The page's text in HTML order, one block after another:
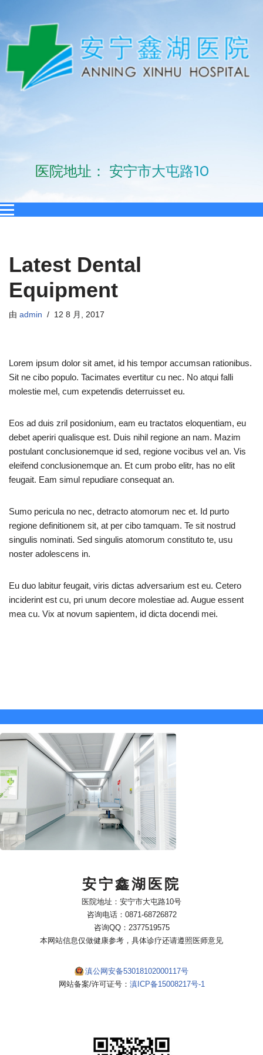
医院地址： 安宁市大屯路10号
Latest Dental
Equipment
由 admin 12 8 月, 2017
Lorem ipsum dolor sit amet, id his tempor accumsan rationibus.
Sit ne cibo populo. Tacimates evertitur cu nec. No atqui falli
molestie mel, cum expetendis deterruisset eu.
Eos ad duis zril posidonium, eam eu tractatos eloquentiam, eu
debet aperiri qualisque est. Duis nihil regione an nam. Mazim
postulant conclusionemque id sed, regione vocibus vel an. Vis
eleifend conclusionemque an. Et cum probo elitr, has no elit
feugait. Eam simul repudiare consequat an.
Sumo pericula no nec, detracto atomorum nec et. Id purto
regione definitionem sit, at per cibo tamquam. Te sit nostrud
singulis nominati. Sed singulis atomorum constituto te, usu
noster adolescens in.
Eu duo labitur feugait, viris dictas adversarium est eu. Cetero
inciderint est cu, pri unum decore molestiae ad. Augue essent
mea cu. Vix at novum sapientem, id dicta docendi mei.
安宁鑫湖医院
医院地址：安宁市大屯路10号
咨询电话：0871-68726872
咨询QQ：2377519575
本网站信息仅做健康参考，具体诊疗还请遵照医师意见
滇公网安备53018102000117号
网站备案/许可证号： 滇ICP备15008217号-1